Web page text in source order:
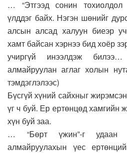
… “Этгээд сонин тохиолдол
үлддэг байх. Нэгэн шөнийг
алсын алсад халуун биеэр
хамт байсан хэрнээ бид хоёр
учиргүй инээлдэж билээ…
алмайруулан аглаг холын
тэмдэглэлээс)
Бүсгүй хүний сайхныг
үг ч буй. Ер ертөнцөд хамгийн
хүн буй заа.
… “Бөрт үжин”-г удаан
алмайруулахын үес